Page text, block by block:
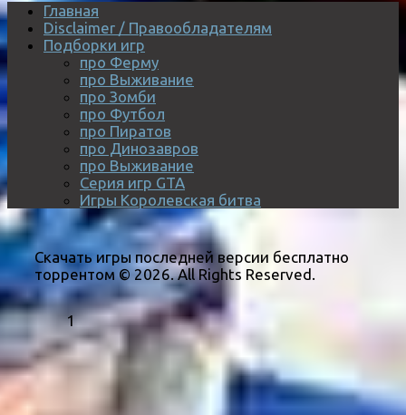
Главная
Disclaimer / Правообладателям
Подборки игр
про Ферму
про Выживание
про Зомби
про Футбол
про Пиратов
про Динозавров
про Выживание
Серия игр GTA
Игры Королевская битва
Скачать игры последней версии бесплатно
торрентом © 2026. All Rights Reserved.
1